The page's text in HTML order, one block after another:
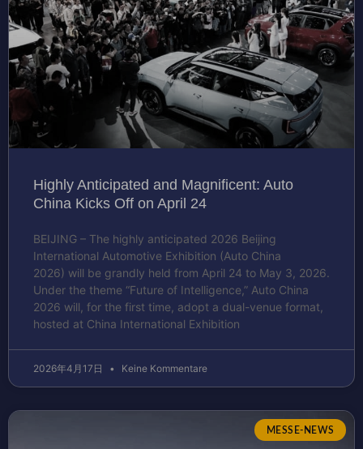
Highly Anticipated and Magnificent: Auto
China Kicks Off on April 24
BEIJING – The highly anticipated 2026 Beijing
International Automotive Exhibition (Auto China
2026) will be grandly held from April 24 to May 3, 2026.
Under the theme “Future of Intelligence,” Auto China
2026 will, for the first time, adopt a dual-venue format,
hosted at China International Exhibition
2026年4月17日 Keine Kommentare
MESSE-NEWS